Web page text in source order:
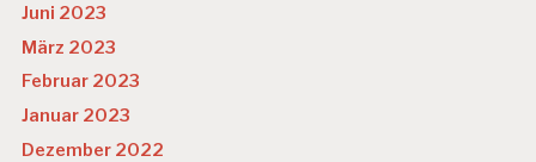
Juni 2023
März 2023
Februar 2023
Januar 2023
Dezember 2022